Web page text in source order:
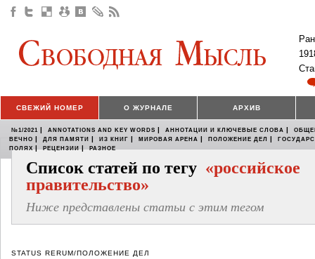
СВЕЖИЙ НОМЕР О ЖУРНАЛЕ АРХИВ
№1/2021 | ANNOTATIONS AND KEY WORDS | АННОТАЦИИ И КЛЮЧЕВЫЕ СЛОВА |
ВЕЧНО | ДЛЯ ПАМЯТИ | ИЗ КНИГ | МИРОВАЯ АРЕНА | ПОЛОЖЕНИЕ ДЕЛ |
ПОЛЯХ | РЕЦЕНЗИИ | РАЗНОЕ
Список статей по тегу «российское
правительство»
Ниже представлены статьи с этим тегом
STATUS RERUM/ПОЛОЖЕНИЕ ДЕЛ